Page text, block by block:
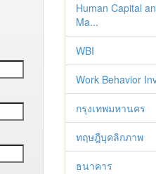
Human Capital
Ma...
WBI
Work Behavior
กรุงเทพมหานคร
ทฤษฎีบุคลิกภาพ
ธนาคาร